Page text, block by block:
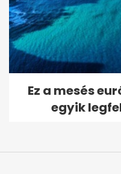
Ez a mesés
egyik